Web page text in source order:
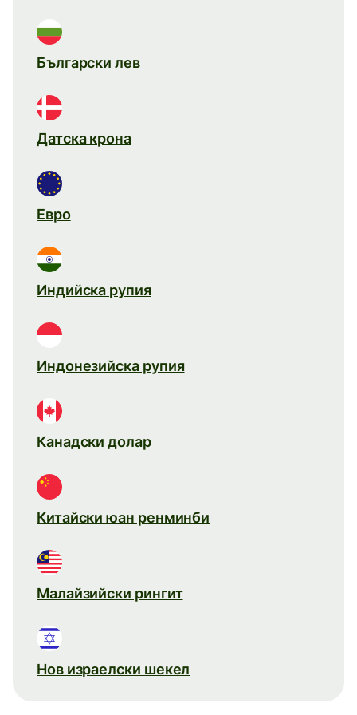
Български лев
Датска крона
Евро
Индийска рупия
Индонезийска рупия
Канадски долар
Китайски юан ренминби
Малайзийски рингит
Нов израелски шекел